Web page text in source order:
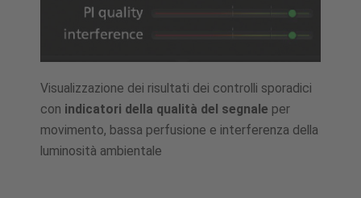
Visualizzazione dei risultati dei controlli sporadici
con indicatori della qualità del segnale per
movimento, bassa perfusione e interferenza della
luminosità ambientale